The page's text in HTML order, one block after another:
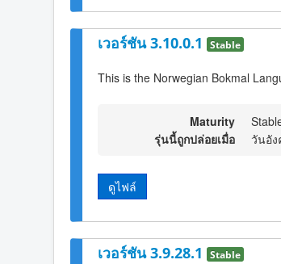
เวอร์ชัน 3.10.0.1 Stable
This is the Norwegian Bokmal
Maturity
รุ่นนี้ถูกปล่อยเมื่อ
วันอั
ดูไฟล์
เวอร์ชัน 3.9.28.1 Stable